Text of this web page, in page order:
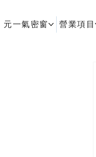
元一氣密窗 營業項目